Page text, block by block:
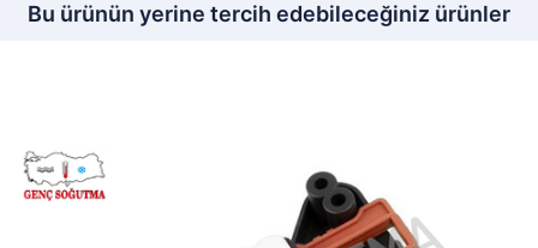
Bu ürünün yerine tercih edebileceğiniz ürünler